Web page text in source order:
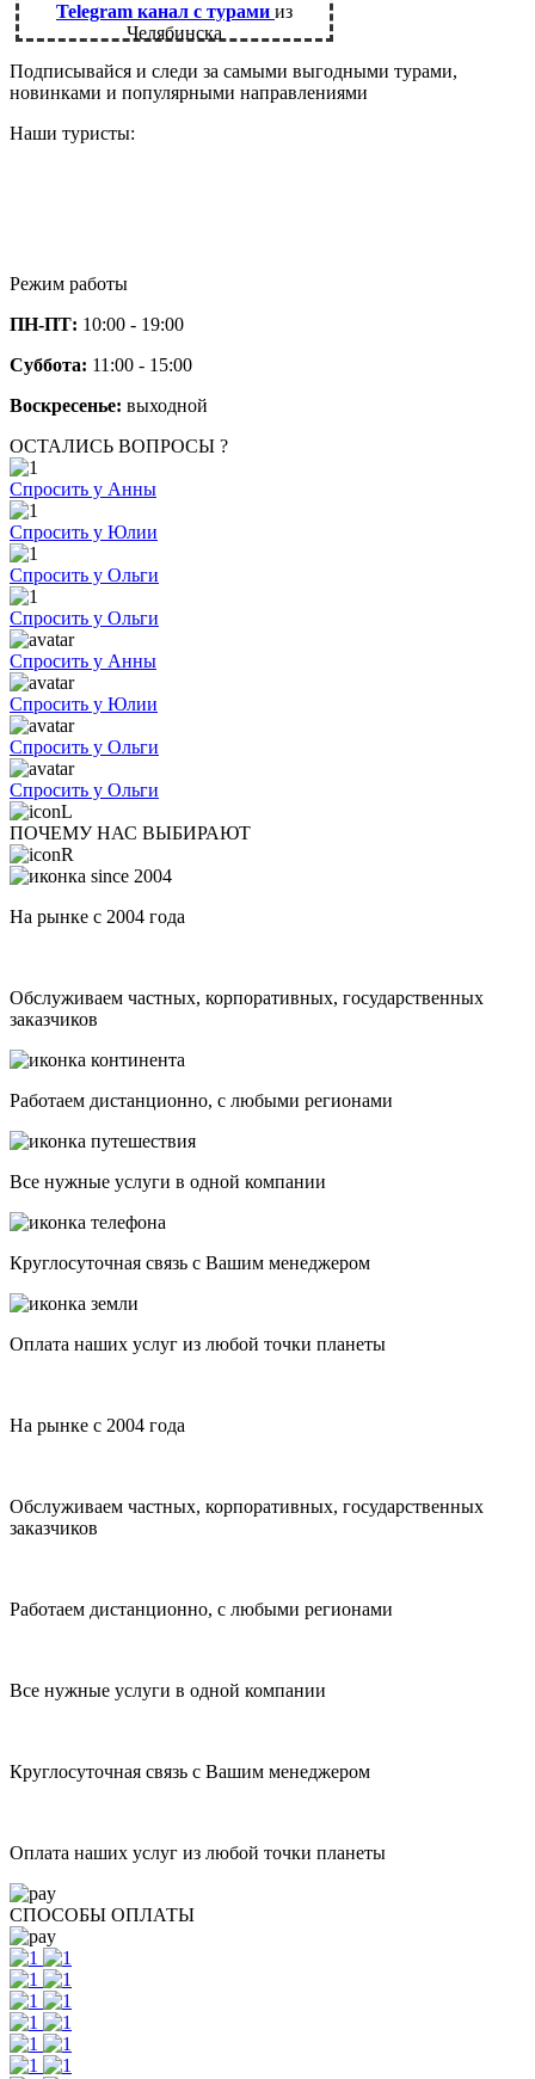
Telegram канал с турами из
Челябинска
Подписывайся и следи за самыми выгодными турами,
новинками и популярными направлениями
Наши туристы:
Режим работы
ПН-ПТ: 10:00 - 19:00
Суббота: 11:00 - 15:00
Воскресенье: выходной
ОСТАЛИСЬ ВОПРОСЫ ?
Спросить у Анны
Спросить у Юлии
Спросить у Ольги
Спросить у Ольги
Спросить у Анны
Спросить у Юлии
Спросить у Ольги
Спросить у Ольги
ПОЧЕМУ НАС ВЫБИРАЮТ
На рынке с 2004 года
Обслуживаем частных, корпоративных, государственных
заказчиков
Работаем дистанционно, с любыми регионами
Все нужные услуги в одной компании
Круглосуточная связь с Вашим менеджером
Оплата наших услуг из любой точки планеты
На рынке с 2004 года
Обслуживаем частных, корпоративных, государственных
заказчиков
Работаем дистанционно, с любыми регионами
Все нужные услуги в одной компании
Круглосуточная связь с Вашим менеджером
Оплата наших услуг из любой точки планеты
СПОСОБЫ ОПЛАТЫ